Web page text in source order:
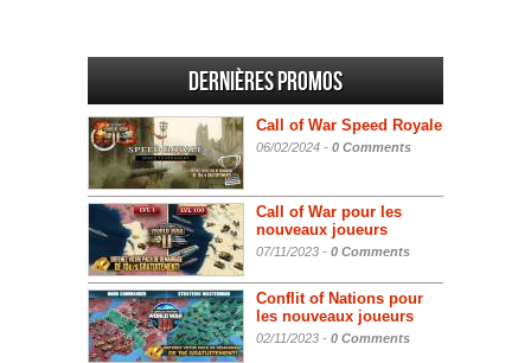
Dernières promos
Call of War Speed Royale
06/02/2024 - 0 Comments
Call of War pour les
nouveaux joueurs
07/11/2023 - 0 Comments
Conflit of Nations pour
les nouveaux joueurs
02/11/2023 - 0 Comments